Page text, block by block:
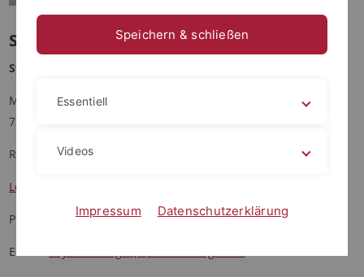
Secretary
Sylvia Bürger
Mohlstr. 36
72074 Tübingen
Room: 311
Location
Phone: +49 (0) 70 71 - 29 - 7 81 59
E-Mail:
Speichern & schließen
Essentiell
Videos
Impressum Datenschutzerklärung